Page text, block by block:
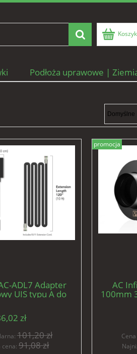
Podłoża uprawowe |
ADL7 Adapter
UIS typu A do
PWM lub 0-10V
zł
101,20 zł
cena: 91,08 zł
AC
100mm
promocja